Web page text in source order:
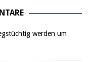
werden um